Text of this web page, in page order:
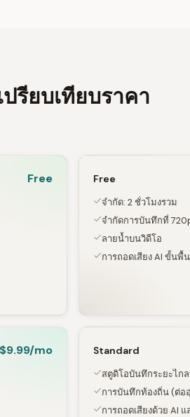
ปรียบเทียบราคา
Free Free
จำกัด: 2 ชั่วโมงรวม
จำกัดการบันทึกที่
ลายน้ำบนวิดีโอ
การถอดเสียง AI ขั้น
$9.99/mo Standard
สตูดิโอบันทึกระยะไกล
การบันทึกท้องถิ่น (ต่อ
การถอดเสียงด้วย AI